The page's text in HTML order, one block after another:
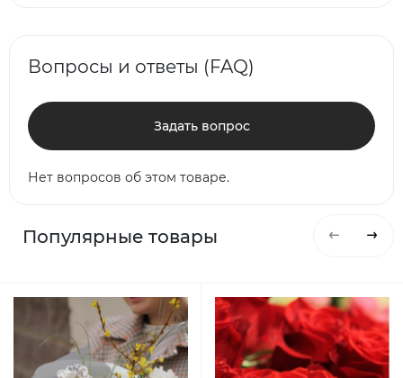
Вопросы и ответы (FAQ)
Задать вопрос
Нет вопросов об этом товаре.
Популярные товары